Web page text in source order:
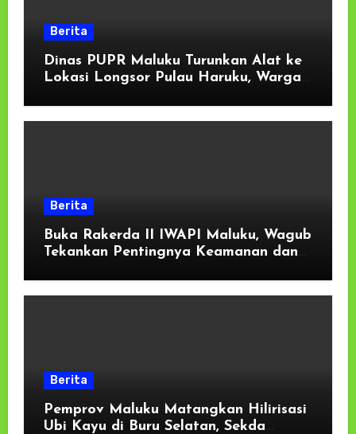
Berita
Dinas PUPR Maluku Turunkan Alat ke
Lokasi Longsor Pulau Haruku, Warga
Berita
Buka Rakerda II IWAPI Maluku, Wagub
Tekankan Pentingnya Keamanan dan
Berita
Pemprov Maluku Matangkan Hilirisasi
Ubi Kayu di Buru Selatan, Sekda